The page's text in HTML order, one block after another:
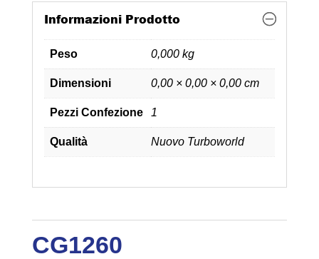
Informazioni Prodotto
Peso 0,000 kg
Dimensioni 0,00 × 0,00 × 0,00 cm
Pezzi Confezione 1
Qualità Nuovo Turboworld
CG1260